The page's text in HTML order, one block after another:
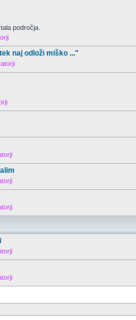
področja.
naj odloži miško ..."